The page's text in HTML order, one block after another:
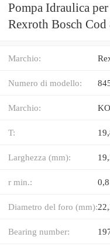
Pompa Idraulica
Rexroth Bosch
Marchio:
Numero di modello:
Marchio:
T:
Larghezza (mm):
r min.:
Diametro del foro (mm):
Bearing number: